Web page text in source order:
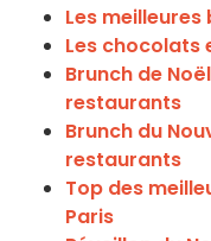
Les meilleures
Les chocolats
Brunch de
restaurants
Brunch du
restaurants
Top des
Paris